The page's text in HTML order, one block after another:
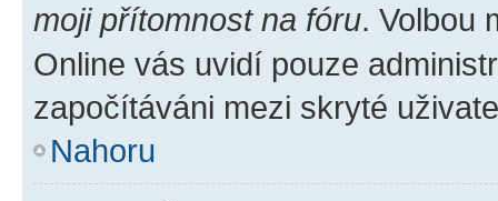
moji přítomnost na fóru. Volbou
Online vás uvidí pouze
započítáváni mezi skryté
Nahoru